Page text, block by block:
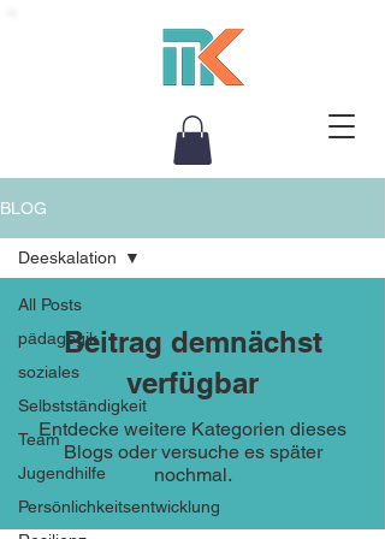
BLOG
All Posts
pädagogik
soziales
Selbstständigkeit
Team
Jugendhilfe
Persönlichkeitsentwicklung
Deeskalation
Beitrag demnächst
verfügbar
Entdecke weitere Kategorien dieses
Blogs oder versuche es später
nochmal.